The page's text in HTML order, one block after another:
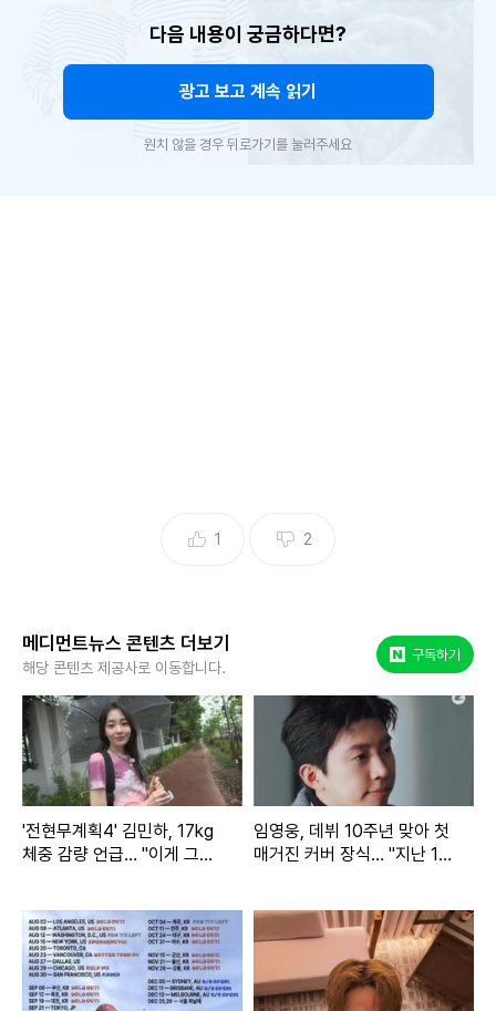
이목구비가 시선을 사로잡았다.
러냈다. 이어 "둘째는 그냥 사랑이라고 하던데 정말 사랑 그 자
체! 그리고 우리 (첫째 딸) 로라가 너무 보고 싶은 날! 수술 후
만감이 교차해 광광 울었다"고 덧붙이며 출산 후의 벅찬 감동
을 고백했다.
인연을 맺은 후 연인으로 발전했다. 그해 7월 결혼식을 올렸
플로 자리매김했다. 둘째 아들 출산 소식에 많은 팬들의 축하
와 응원이 쏟아지고 있다.
Copyright ⓒ 메디먼트뉴스 무단 전재 및 재배포 금지
다음 내용이 궁금하다면?
광고 보고 계속 읽기
원치 않을 경우 뒤로가기를 눌러주세요
1 2
메디먼트뉴스 콘텐츠 더보기
해당 콘텐츠 제공사로 이동합니다.
구독하기
'전현무계획4' 김민하, 17kg
체중 감량 언급… "이게 그럴
임영웅, 데뷔 10주년 맞아 첫
매거진 커버 장식… "지난 10